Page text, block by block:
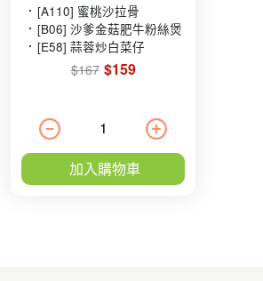
[A110] 蜜桃沙拉骨
[B06] 沙爹金菇肥牛粉絲煲
[E58] 蒜蓉炒白菜仔
$167 $159
加入購物車